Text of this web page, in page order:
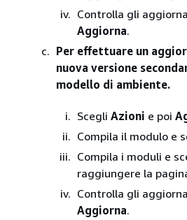
Controlla gli
Aggiorna.
Per effettuare un
nuova versione
modello di ambiente.
Scegli Azioni e poi
Compila il modulo e
Compila i moduli e
raggiungere la
Controlla gli
Aggiorna.